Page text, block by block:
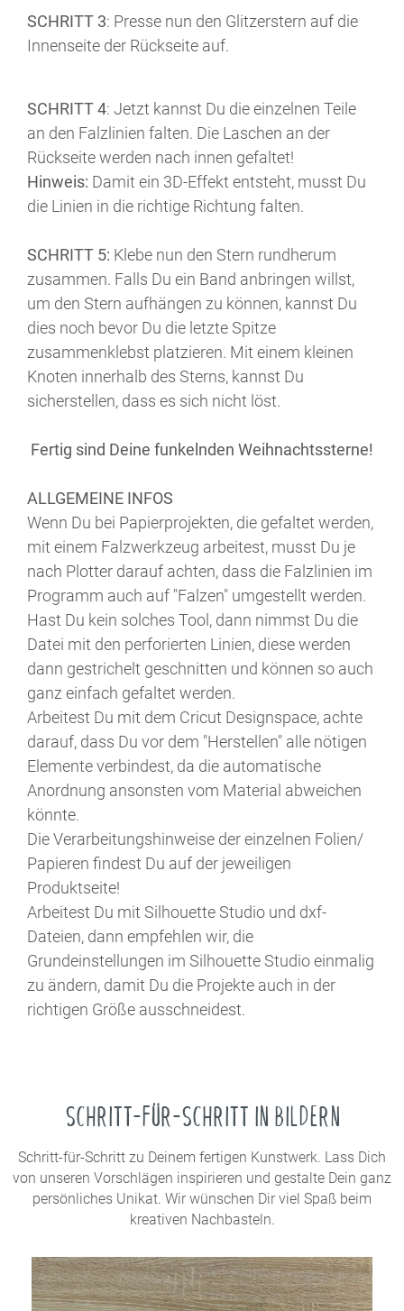
SCHRITT 3: Presse nun den Glitzerstern auf die
Innenseite der Rückseite auf.
SCHRITT 4: Jetzt kannst Du die einzelnen Teile
an den Falzlinien falten. Die Laschen an der
Rückseite werden nach innen gefaltet!
Hinweis: Damit ein 3D-Effekt entsteht, musst Du
die Linien in die richtige Richtung falten.
SCHRITT 5: Klebe nun den Stern rundherum
zusammen. Falls Du ein Band anbringen willst,
um den Stern aufhängen zu können, kannst Du
dies noch bevor Du die letzte Spitze
zusammenklebst platzieren. Mit einem kleinen
Knoten innerhalb des Sterns, kannst Du
sicherstellen, dass es sich nicht löst.
Fertig sind Deine funkelnden Weihnachtssterne!
ALLGEMEINE INFOS
Wenn Du bei Papierprojekten, die gefaltet werden,
mit einem Falzwerkzeug arbeitest, musst Du je
nach Plotter darauf achten, dass die Falzlinien im
Programm auch auf "Falzen" umgestellt werden.
Hast Du kein solches Tool, dann nimmst Du die
Datei mit den perforierten Linien, diese werden
dann gestrichelt geschnitten und können so auch
ganz einfach gefaltet werden.
Arbeitest Du mit dem Cricut Designspace, achte
darauf, dass Du vor dem "Herstellen" alle nötigen
Elemente verbindest, da die automatische
Anordnung ansonsten vom Material abweichen
könnte.
Die Verarbeitungshinweise der einzelnen Folien/
Papieren findest Du auf der jeweiligen
Produktseite!
Arbeitest Du mit Silhouette Studio und dxf-
Dateien, dann empfehlen wir, die
Grundeinstellungen im Silhouette Studio einmalig
zu ändern, damit Du die Projekte auch in der
richtigen Größe ausschneidest.
SCHRITT-FÜR-SCHRITT IN BILDERN
Schritt-für-Schritt zu Deinem fertigen Kunstwerk. Lass Dich
von unseren Vorschlägen inspirieren und gestalte Dein ganz
persönliches Unikat. Wir wünschen Dir viel Spaß beim
kreativen Nachbasteln.